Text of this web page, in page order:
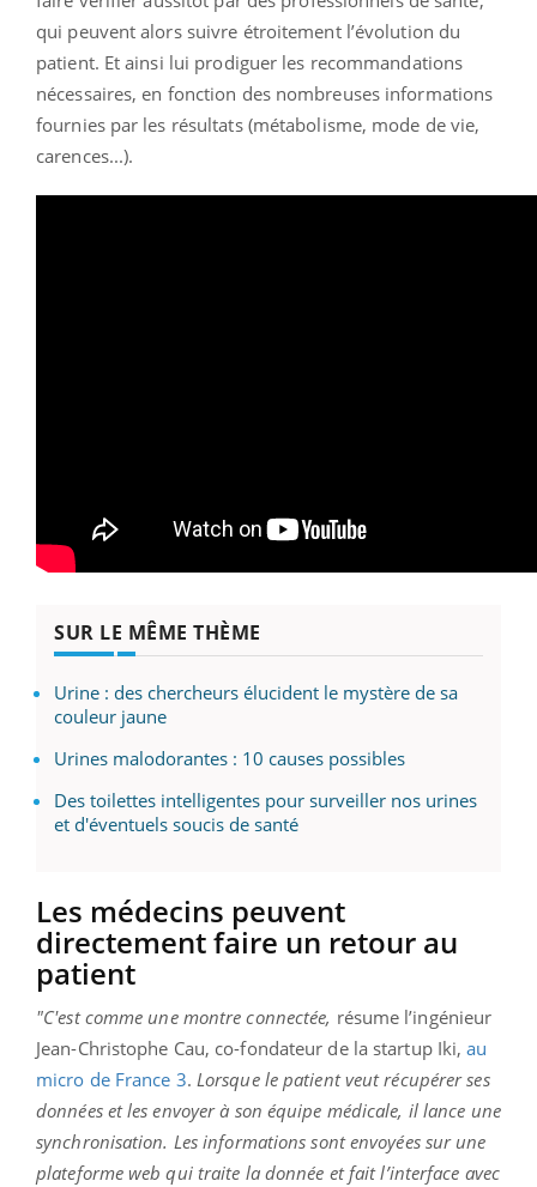
qui peuvent alors suivre étroitement l’évolution du
patient. Et ainsi lui prodiguer les recommandations
nécessaires, en fonction des nombreuses informations
fournies par les résultats (métabolisme, mode de vie,
carences...).
SUR LE MÊME THÈME
Urine : des chercheurs élucident le mystère de sa
couleur jaune
Urines malodorantes : 10 causes possibles
Des toilettes intelligentes pour surveiller nos urines
et d'éventuels soucis de santé
Les médecins peuvent
directement faire un retour au
patient
"C'est comme une montre connectée, résume l’ingénieur
Jean-Christophe Cau, co-fondateur de la startup Iki,au
micro de France 3. Lorsque le patient veut récupérer ses
données et les envoyer à son équipe médicale, il lance une
synchronisation. Les informations sont envoyées sur une
plateforme web qui traite la donnée et fait l’interface avec